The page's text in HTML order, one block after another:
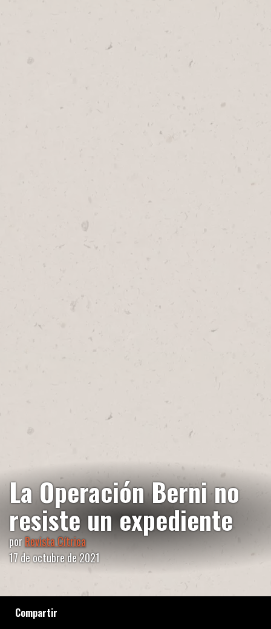
Compartir
La Operación Berni no
resiste un expediente
porRevista Cítrica
17 de octubre de 2021